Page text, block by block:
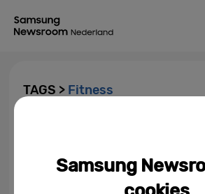
TAGS > Fitness
18-01-2017
Samsung